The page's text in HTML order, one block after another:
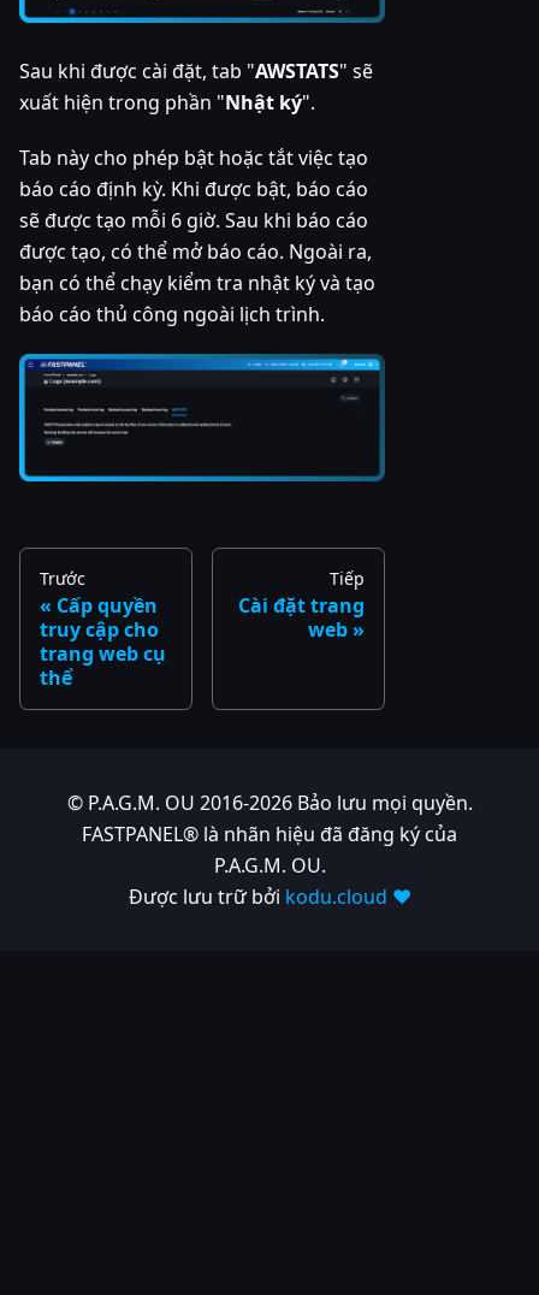
Sau khi được cài đặt, tab "AWSTATS" sẽ
xuất hiện trong phần "Nhật ký".
Tab này cho phép bật hoặc tắt việc tạo
báo cáo định kỳ. Khi được bật, báo cáo
sẽ được tạo mỗi 6 giờ. Sau khi báo cáo
được tạo, có thể mở báo cáo. Ngoài ra,
bạn có thể chạy kiểm tra nhật ký và tạo
báo cáo thủ công ngoài lịch trình.
Trước
Cấp quyền
truy cập cho
trang web cụ
thể
Tiếp
Cài đặt trang
web
© P.A.G.M. OU 2016-2026 Bảo lưu mọi quyền.
FASTPANEL® là nhãn hiệu đã đăng ký của
P.A.G.M. OU.
Được lưu trữ bởi kodu.cloud ❤️